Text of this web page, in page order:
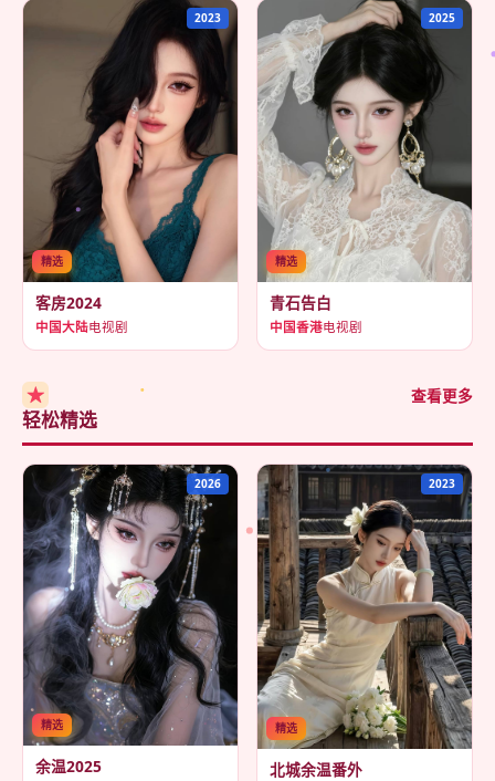
精选
2023
客房2024
中国大陆电视剧
精选
2025
青石告白
中国香港电视剧
★
轻松精选
查看更多
精选
2026
余温2025
精选
2023
北城余温番外